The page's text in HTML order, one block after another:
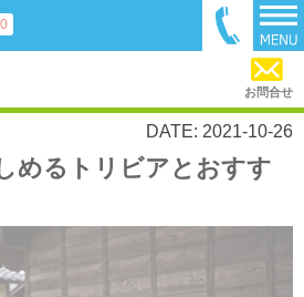
0
お問合せ
DATE: 2021-10-26
めるトリビアとおすす